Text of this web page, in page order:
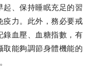
、保持睡眠充足的習
力。此外，務必要戒
血壓、血糖指數，有
能夠調節身體機能的